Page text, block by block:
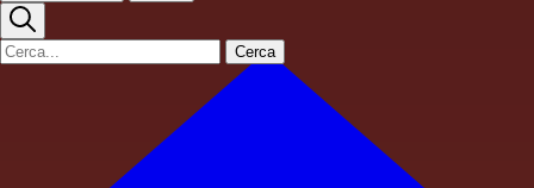
Cerca